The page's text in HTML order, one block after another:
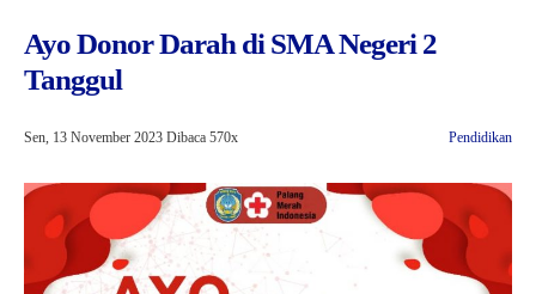
Informasi
Saluran Resmi WA
Ayo Donor Darah di SMA Negeri 2
Tanggul
Sen, 13 November 2023 Dibaca 570x Pendidikan